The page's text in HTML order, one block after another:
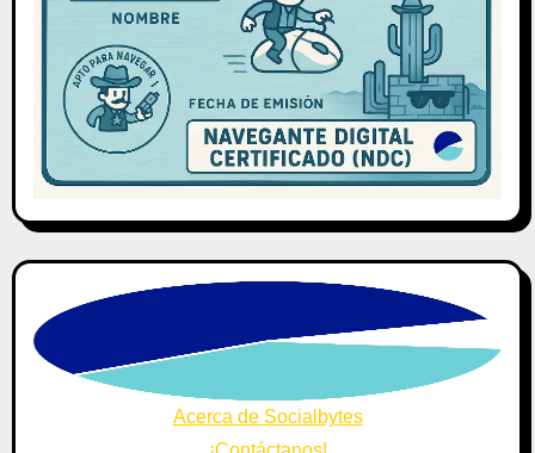
Acerca de Socialbytes